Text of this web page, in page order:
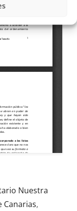
Nuestra
Canarias,